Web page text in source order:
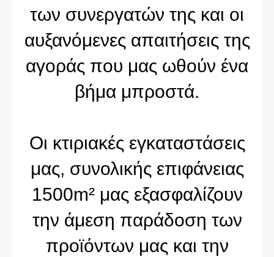
των συνεργατών της και οι
αυξανόμενες απαιτήσεις της
αγοράς που μας ωθούν ένα
βήμα μπροστά.
Οι κτιριακές εγκαταστάσεις
μας, συνολικής επιφάνειας
1500m² μας εξασφαλίζουν
την άμεση παράδοση των
προϊόντων μας και την